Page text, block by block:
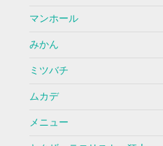
マンホール
みかん
ミツバチ
ムカデ
メニュー